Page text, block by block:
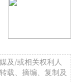
及/或相关权利人
载、摘编、复制及